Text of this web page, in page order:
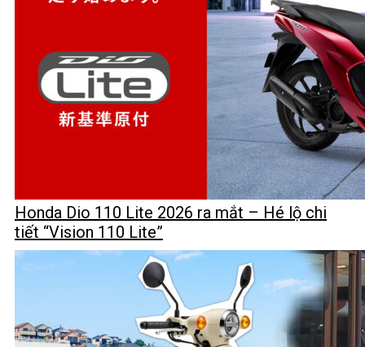
Honda Dio 110 Lite 2026 ra mắt – Hé lộ chi
tiết “Vision 110 Lite”